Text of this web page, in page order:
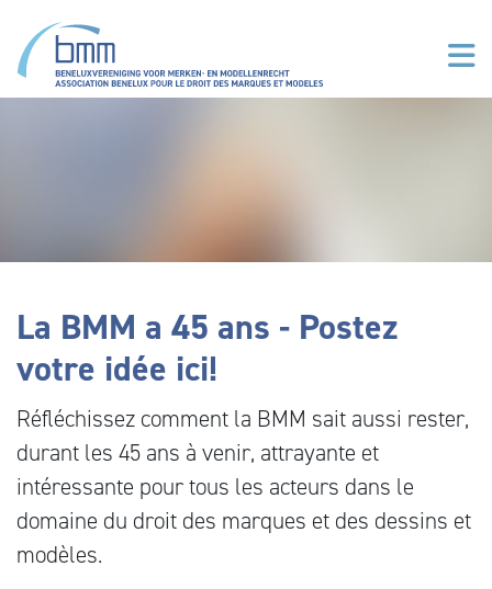
La BMM a 45 ans - Postez
votre idée ici!
Réfléchissez comment la BMM sait aussi rester,
durant les 45 ans à venir, attrayante et
intéressante pour tous les acteurs dans le
domaine du droit des marques et des dessins et
modèles.